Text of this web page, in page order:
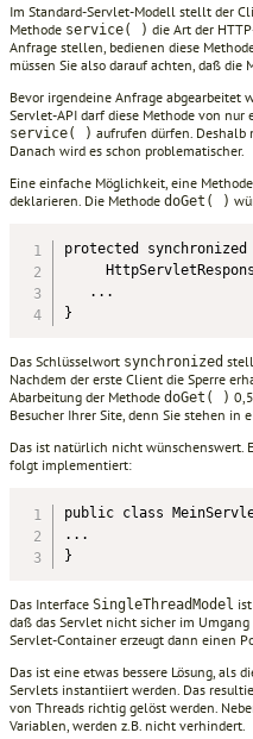
Im Standard-Servlet-Modell stellt der
Methode service( ) die Art der
Anfrage stellen, bedienen diese
müssen Sie also darauf achten, daß die
Bevor irgendeine Anfrage abgearbeitet
Servlet-API darf diese Methode von
service( ) aufrufen dürfen.
Danach wird es schon problematischer.
Eine einfache Möglichkeit, eine
deklarieren. Die Methode doGet( )
protected
   ...
}
Das Schlüsselwort synchronized
Nachdem der erste Client die Sperre
Abarbeitung der Methode doGet( )
Besucher Ihrer Site, denn Sie stehen in
Das ist natürlich nicht wünschenswert.
folgt implementiert:
public class
...
}
Das Interface SingleThreadModel
daß das Servlet nicht sicher im
Servlet-Container erzeugt dann einen
Das ist eine etwas bessere Lösung, als
Servlets instantiiert werden. Das
von Threads richtig gelöst werden.
Variablen, werden z.B. nicht verhindert.